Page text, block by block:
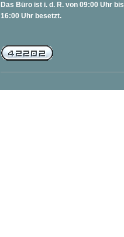
Das Büro ist i. d. R. von 09:00 Uhr bis
16:00 Uhr besetzt.